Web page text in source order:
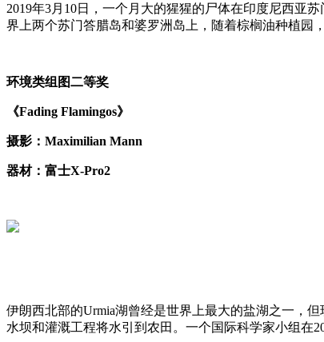
2019年3月10日，一个月大的猩猩的尸体在印度尼西亚
界上两个苏门答腊岛和婆罗洲岛上，随着棕榈油种植园
环境类组图二等奖
《Fading Flamingos》
摄影：Maximilian Mann
器材：富士X-Pro2
伊朗西北部的Urmia湖曾经是世界上最大的盐湖之一，
水坝和灌溉工程将水引到农田。一个国际科学家小组在